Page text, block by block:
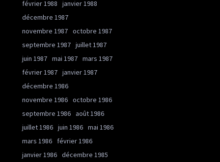
février 1988
janvier 1988
décembre 1987
novembre 1987 octobre 1987
septembre 1987 juillet 1987
juin 1987 mai 1987 mars 1987
février 1987 janvier 1987
décembre 1986
novembre 1986 octobre 1986
septembre 1986 août 1986
juillet 1986 juin 1986 mai 1986
mars 1986
février 1986
janvier 1986 décembre 1985